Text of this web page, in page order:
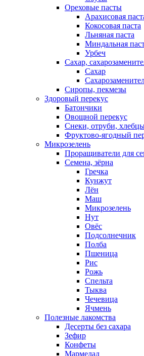
Ореховые пасты
Арахисовая
Кокосовая паста
Льняная паста
Миндальная
Урбеч
Сахар,
Сахар
Сиропы, пекмезы
Здоровый перекус
Батончики
Овощной перекус
Снеки, отруби,
Фруктово-ягодный
Микрозелень
Проращиватели для
Семена, зёрна
Гречка
Кунжут
Лён
Маш
Микрозелень
Нут
Овёс
Подсолнечник
Полба
Пшеница
Рис
Рожь
Спельта
Тыква
Чечевица
Ячмень
Полезные лакомства
Десерты без сахара
Зефир
Конфеты
Мармелад